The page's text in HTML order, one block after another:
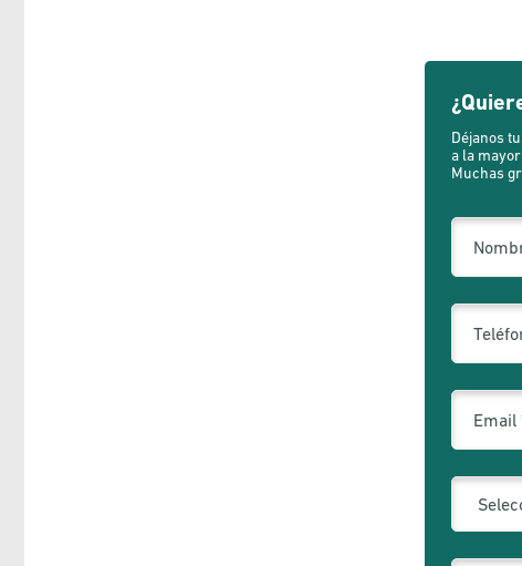
Déjanos
a la
Muchas